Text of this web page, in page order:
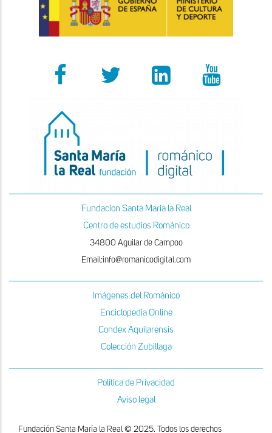
Fundacion Santa Maria la Real
Centro de estudios Románico
34800 Aguilar de Campoo
Email:info@romanicodigital.com
Imágenes del Románico
Enciclopedia Online
Condex Aquilarensis
Colección Zubillaga
Política de Privacidad
Aviso legal
Fundación Santa María la Real © 2025. Todos los derechos